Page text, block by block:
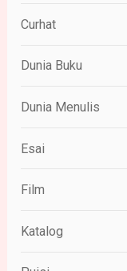
Curhat
Dunia Buku
Dunia Menulis
Esai
Film
Katalog